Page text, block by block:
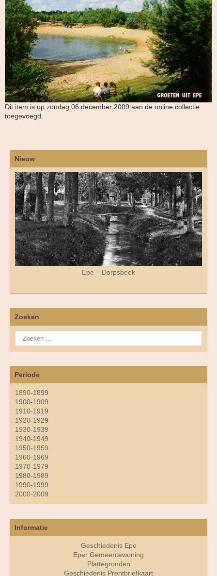
Dit item is op zondag 06 december 2009 aan de online collectie
toegevoegd.
Nieuw
Epe – Dorpsbeek
Zoeken
Periode
1890-1899
1900-1909
1910-1919
1920-1929
1930-1939
1940-1949
1950-1959
1960-1969
1970-1979
1980-1989
1990-1999
2000-2009
Informatie
Geschiedenis Epe
Eper Gemeentewoning
Plattegronden
Geschiedenis Prentbriefkaart